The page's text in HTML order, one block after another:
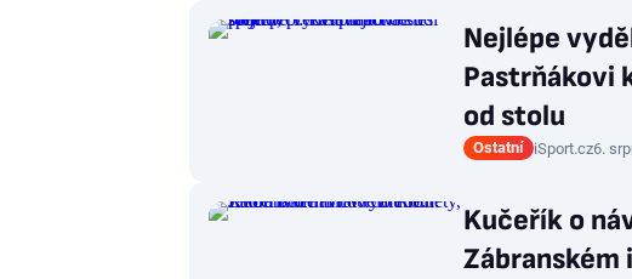
Nejlépe
Pastrňákovi
od stolu
Ostatní iSport.cz6.
Kučeřík o
Zábranském